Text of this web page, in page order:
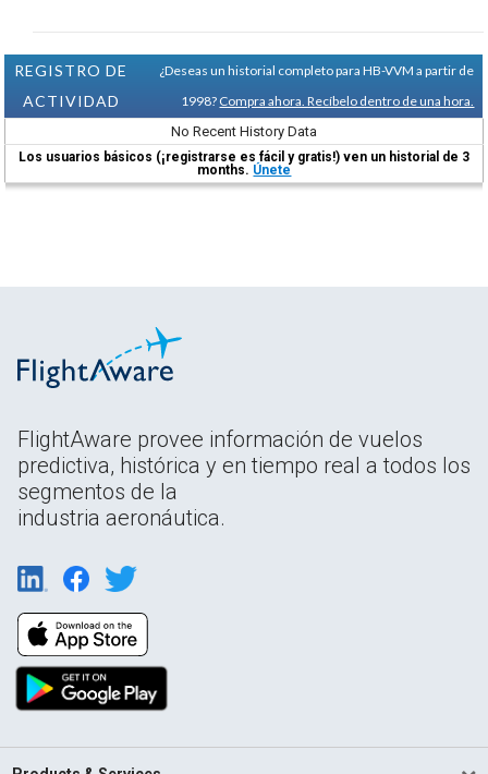
REGISTRO DE
ACTIVIDAD
¿Deseas un historial completo para HB-VVM a partir de
1998? Compra ahora. Recíbelo dentro de una hora.
No Recent History Data
Los usuarios básicos (¡registrarse es fácil y gratis!) ven un historial de 3
months. Únete
FlightAware provee información de vuelos
predictiva, histórica y en tiempo real a todos los
segmentos de la
industria aeronáutica.